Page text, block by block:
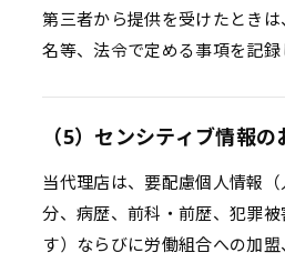
第三者から提供を受けたとき
名等、法令で定める事項を記録
（5）センシティブ情報の
当代理店は、要配慮個人情報
分、病歴、前科・前歴、犯罪
す）ならびに労働組合への加盟